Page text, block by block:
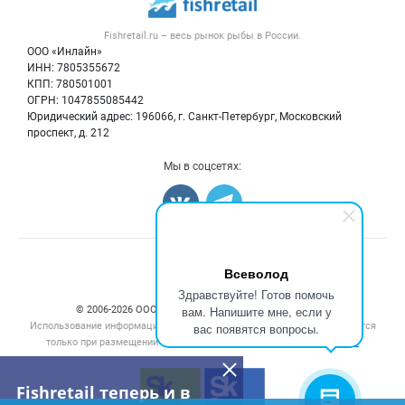
Всеволод
Здравствуйте! Готов помочь
вам. Напишите мне, если у
вас появятся вопросы.
Fishretail теперь и в
Fishretail.ru – весь рынок рыбы в России.
ООО «Инлайн»
ИНН: 7805355672
КПП: 780501001
ОГРН: 1047855085442
Юридический адрес: 196066, г. Санкт-Петербург, Московский
проспект, д. 212
Контактная информация
Политика обработки персональных данных
Новости рынка
Блог
Рыба
Икра
Мы в соцсетях:
Счетчики, авторское право, логотипы
© 2006‑2026 ООО “Инлайн”. 12+ Все права защищены.
Использование информации, размещенной на данном сайте, допускается
только при размещении активной гиперссылки на сайт
fishretail.ru